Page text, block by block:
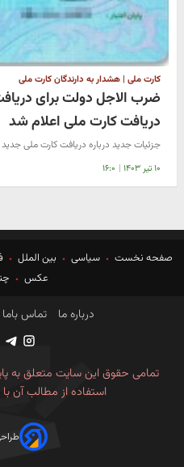
کارت ملی | هشدار به دارندگان کارت ملی
ضرب الاجل دولت برای
دریافت کارت ملی اعلام شد
جزئیات جدید درباره دریافت کارت ملی جدید
۱۰ تیر ۱۴۰۳ | ۱۶:۰
صفحه نخست سیاسی بین الملل
عکس
درباره ما تماس باما
تمامی حقوق این سایت متعلق به
استفاده از مطالب آن